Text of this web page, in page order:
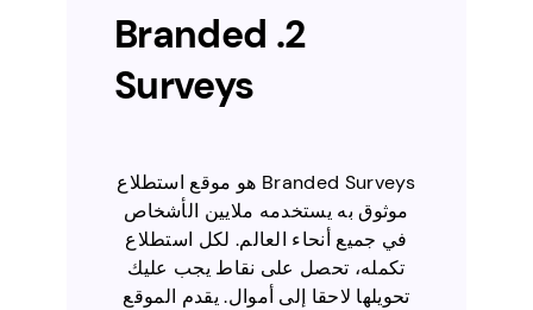
2. Branded
Surveys
Branded Surveys هو موقع استطلاع
موثوق به يستخدمه ملايين الأشخاص
في جميع أنحاء العالم. لكل استطلاع
تكمله، تحصل على نقاط يجب عليك
تحويلها لاحقا إلى أموال. يقدم الموقع